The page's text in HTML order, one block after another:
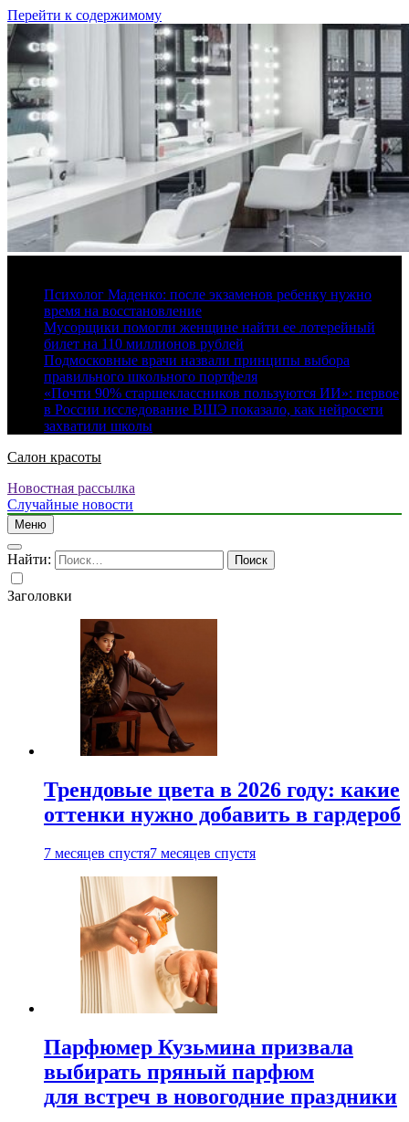
Перейти к содержимому
Психолог Маденко: после экзаменов ребенку нужно
время на восстановление
Мусорщики помогли женщине найти ее лотерейный
билет на 110 миллионов рублей
Подмосковные врачи назвали принципы выбора
правильного школьного портфеля
«Почти 90% старшеклассников пользуются ИИ»: первое
в России исследование ВШЭ показало, как нейросети
захватили школы
Салон красоты
Новостная рассылка
Случайные новости
Меню
Найти:
Заголовки
Трендовые цвета в 2026 году: какие
оттенки нужно добавить в гардероб
7 месяцев спустя7 месяцев спустя
Парфюмер Кузьмина призвала
выбирать пряный парфюм
для встреч в новогодние праздники